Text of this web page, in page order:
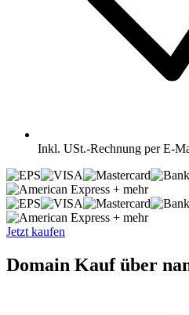
Inkl. USt.-Rechnung per E-
+ mehr
+ mehr
Jetzt kaufen
Domain Kauf über